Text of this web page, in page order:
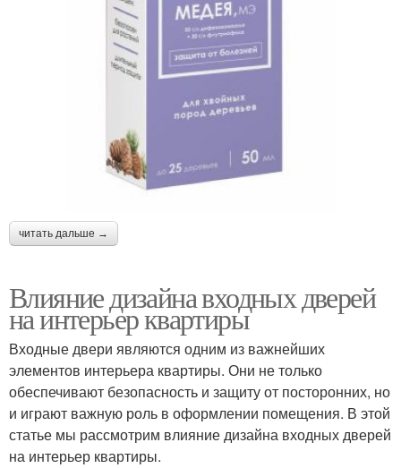
читать дальше →
Влияние дизайна входных дверей
на интерьер квартиры
Входные двери являются одним из важнейших
элементов интерьера квартиры. Они не только
обеспечивают безопасность и защиту от посторонних, но
и играют важную роль в оформлении помещения. В этой
статье мы рассмотрим влияние дизайна входных дверей
на интерьер квартиры.